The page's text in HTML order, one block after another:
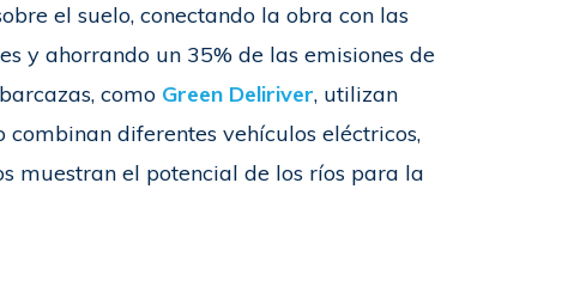
el suelo, conectando la obra con las
y ahorrando un 35% de las emisiones de
como Green Deliriver, utilizan
diferentes vehículos eléctricos,
muestran el potencial de los ríos para la